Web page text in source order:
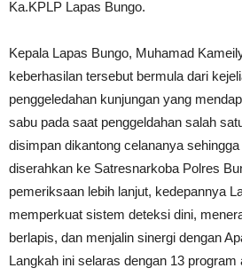
Ka.KPLP Lapas Bungo.
Kepala Lapas Bungo, Muhamad
keberhasilan tersebut bermula dari
penggeledahan kunjungan yang
sabu pada saat penggeldahan salah
disimpan dikantong celananya
diserahkan ke Satresnarkoba Polres
pemeriksaan lebih lanjut, kedepannya
memperkuat sistem deteksi dini,
berlapis, dan menjalin sinergi dengan
Langkah ini selaras dengan 13